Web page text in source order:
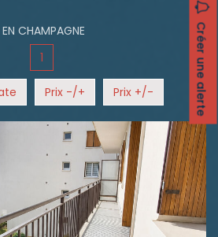
CHAMPAGNE Créer une alerte
1
Prix -/+ Prix +/-